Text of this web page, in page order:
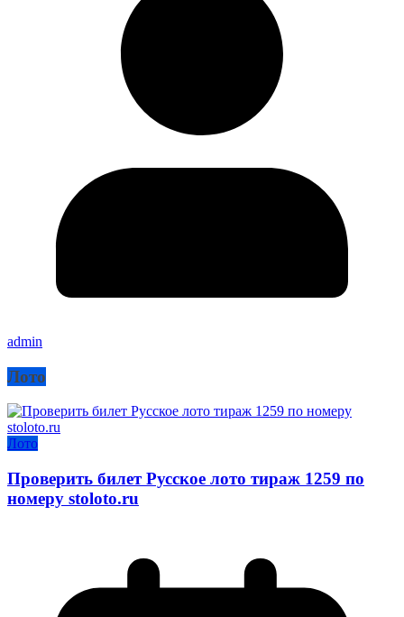
admin
Лото
Лото
Проверить билет Русское лото тираж 1259 по
номеру stoloto.ru